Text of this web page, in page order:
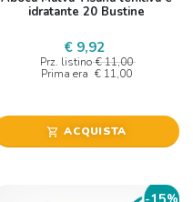
idratante 20 Bustine
€ 9,92
Prz. listino € 11,00
Prima era € 11,00
shopping_cart ACQUISTA